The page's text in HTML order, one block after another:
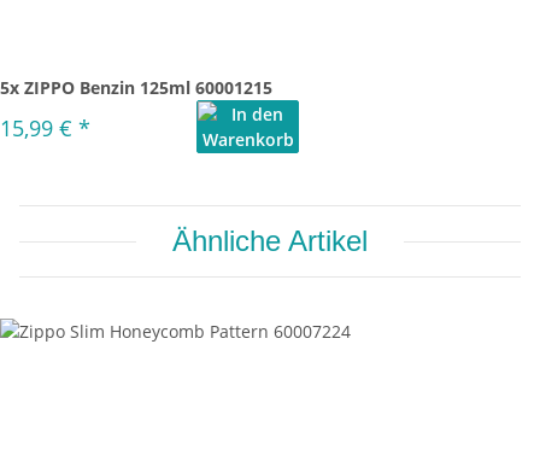
5x ZIPPO Benzin 125ml 60001215
15,99 € *
Ähnliche Artikel